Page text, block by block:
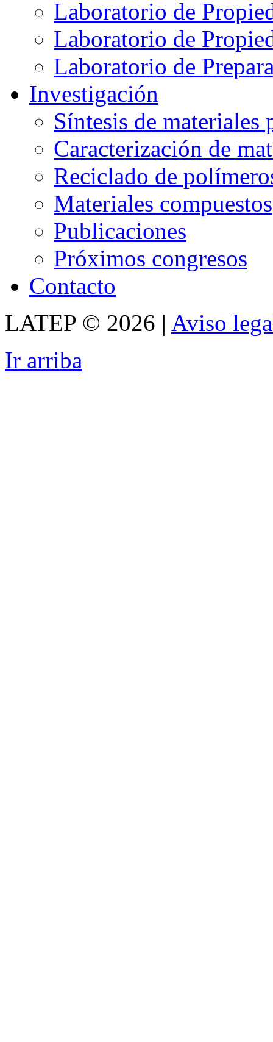
Laboratorio de
Laboratorio de
Laboratorio de
Investigación
Síntesis de materiales
Caracterización de
Reciclado de
Materiales compuestos
Publicaciones
Próximos congresos
Contacto
LATEP © 2026 | Aviso
Ir arriba